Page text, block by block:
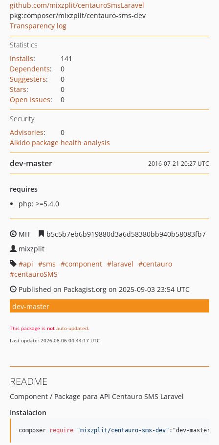
github.com/mixzplit/centauroSmsLaravel
pkg:composer/mixzplit/centauro-sms-dev
Transparency log
Statistics
Installs:
141
Dependents:
0
Suggesters:
0
Stars:
0
Open Issues: 0
Security
Advisories:
0
Aikido package health analysis
dev-master 2016-07-21 20:27 UTC
requires
php: >=5.4.0
MIT
b5c5b7eb6b919880d3a6d58380bb940b58083fb7
mixzplit
api
sms component laravel
centauro
centauroSMS
Published on Packagist.org on 2025-09-03 23:54 UTC
dev-master
This package is not auto-updated.
Last update: 2026-08-06 04:44:17 UTC
README
Component / Package para API Centauro SMS Laravel
Instalacion
composer require "mixzplit/centauro-sms-dev" :"dev-master"